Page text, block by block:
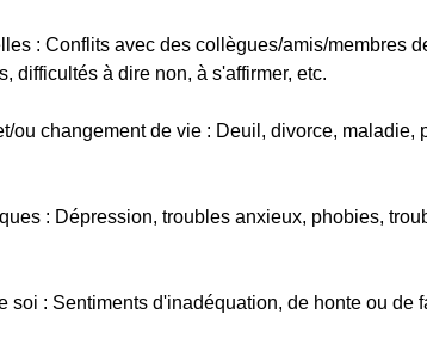
: Conflits avec des collègues/amis/membres
difficultés à dire non, à s'affirmer, etc.
ou changement de vie : Deuil, divorce, maladie,
: Dépression, troubles anxieux, phobies,
soi : Sentiments d'inadéquation, de honte ou de